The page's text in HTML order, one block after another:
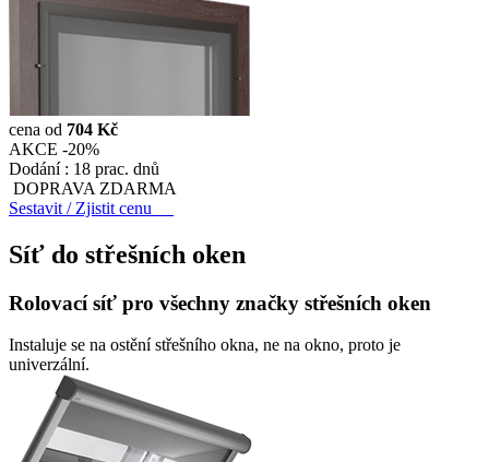
cena od 704 Kč
AKCE -20%
Dodání : 18 prac. dnů
DOPRAVA ZDARMA
Sestavit / Zjistit cenu
Síť do střešních oken
Rolovací síť pro všechny značky střešních oken
Instaluje se na ostění střešního okna, ne na okno, proto je
univerzální.